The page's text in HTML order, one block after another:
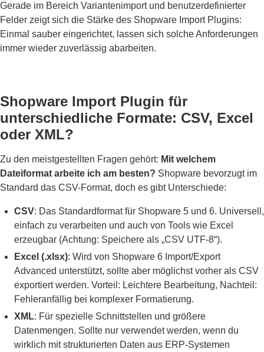
Gerade im Bereich Variantenimport und benutzerdefinierter
Felder zeigt sich die Stärke des Shopware Import Plugins:
Einmal sauber eingerichtet, lassen sich solche Anforderungen
immer wieder zuverlässig abarbeiten.
Shopware Import Plugin für
unterschiedliche Formate: CSV, Excel
oder XML?
Zu den meistgestellten Fragen gehört: Mit welchem
Dateiformat arbeite ich am besten? Shopware bevorzugt im
Standard das CSV-Format, doch es gibt Unterschiede:
CSV: Das Standardformat für Shopware 5 und 6. Universell,
einfach zu verarbeiten und auch von Tools wie Excel
erzeugbar (Achtung: Speichere als „CSV UTF-8“).
Excel (.xlsx): Wird von Shopware 6 Import/Export
Advanced unterstützt, sollte aber möglichst vorher als CSV
exportiert werden. Vorteil: Leichtere Bearbeitung, Nachteil:
Fehleranfällig bei komplexer Formatierung.
XML: Für spezielle Schnittstellen und größere
Datenmengen. Sollte nur verwendet werden, wenn du
wirklich mit strukturierten Daten aus ERP-Systemen